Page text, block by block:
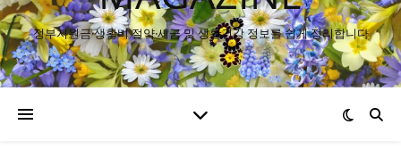
정부지원금·생활비 절약·세금 및 생활건강 정보를 쉽게 정리합니다